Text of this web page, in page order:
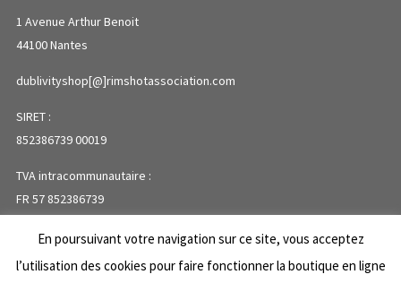
1 Avenue Arthur Benoit
44100 Nantes
dublivityshop[@]rimshotassociation.com
SIRET :
852386739 00019
TVA intracommunautaire :
FR 57 852386739
PLAN DU SITE
En poursuivant votre navigation sur ce site, vous acceptez
l’utilisation des cookies pour faire fonctionner la boutique en ligne